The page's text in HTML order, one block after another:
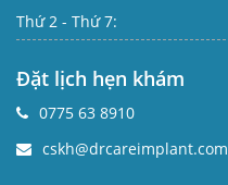
Thứ 2 - Thứ 7:
Đặt lịch hẹn khám
0775 63 8910
cskh@drcareimplant.com